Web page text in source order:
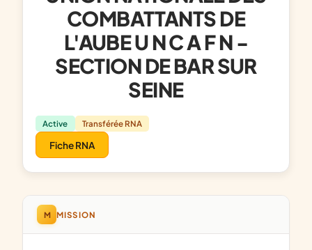
COMBATTANTS DE
L'AUBE U N C A F N -
SECTION DE BAR SUR
SEINE
Active Transférée RNA
Fiche RNA
M MISSION